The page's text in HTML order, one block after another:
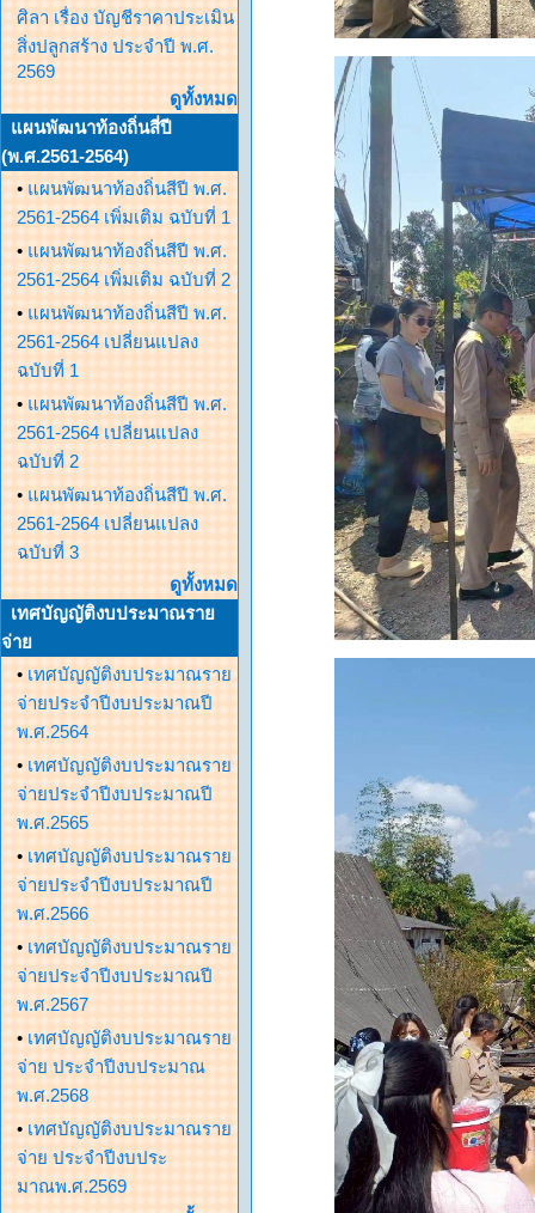
ศิลา เรื่อง บัญชีราคาประเมิน
สิ่งปลูกสร้าง ประจำปี พ.ศ.
2569
ดูทั้งหมด
แผนพัฒนาท้องถิ่นสี่ปี
(พ.ศ.2561-2564)
• แผนพัฒนาท้องถิ่นสีปี พ.ศ.
2561-2564 เพิ่มเติม ฉบับที่ 1
• แผนพัฒนาท้องถิ่นสีปี พ.ศ.
2561-2564 เพิ่มเติม ฉบับที่ 2
• แผนพัฒนาท้องถิ่นสีปี พ.ศ.
2561-2564 เปลี่ยนแปลง
ฉบับที่ 1
• แผนพัฒนาท้องถิ่นสีปี พ.ศ.
2561-2564 เปลี่ยนแปลง
ฉบับที่ 2
• แผนพัฒนาท้องถิ่นสีปี พ.ศ.
2561-2564 เปลี่ยนแปลง
ฉบับที่ 3
ดูทั้งหมด
เทศบัญญัติงบประมาณราย
จ่าย
• เทศบัญญัติงบประมาณราย
จ่ายประจำปีงบประมาณปี
พ.ศ.2564
• เทศบัญญัติงบประมาณราย
จ่ายประจำปีงบประมาณปี
พ.ศ.2565
• เทศบัญญัติงบประมาณราย
จ่ายประจำปีงบประมาณปี
พ.ศ.2566
• เทศบัญญัติงบประมาณราย
จ่ายประจำปีงบประมาณปี
พ.ศ.2567
• เทศบัญญัติงบประมาณราย
จ่าย ประจำปีงบประมาณ
พ.ศ.2568
• เทศบัญญัติงบประมาณราย
จ่าย ประจำปีงบประ
มาณพ.ศ.2569